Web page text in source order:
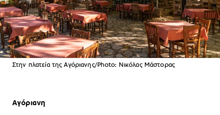
Στην πλατεία της Aγόριανης/Photo: Νικόλας Μάστορας
Αγόριανη